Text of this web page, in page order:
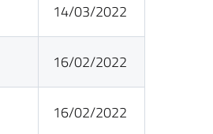
14/03/2022
16/02/2022
16/02/2022